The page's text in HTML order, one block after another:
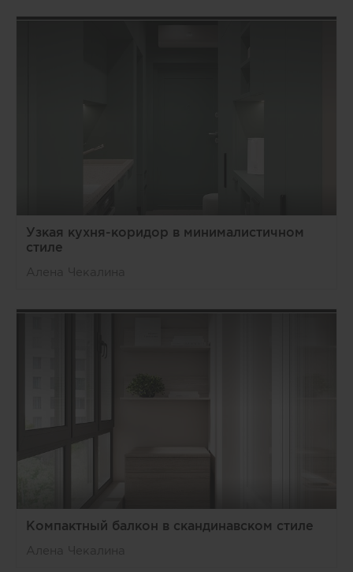
Узкая кухня-коридор в минималистичном
стиле
Компактный балкон в скандинавском стиле